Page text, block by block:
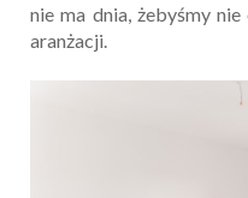
nie ma dnia, żebyśmy
aranżacji.